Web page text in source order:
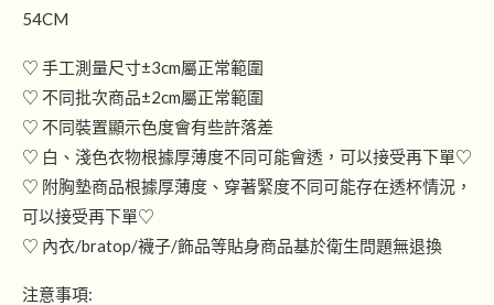
54CM
♡ 手工測量尺寸±3cm屬正常範圍
♡ 不同批次商品±2cm屬正常範圍
♡ 不同裝置顯示色度會有些許落差
♡ 白、淺色衣物根據厚薄度不同可能會透，可以接受再下單♡
♡ 附胸墊商品根據厚薄度、穿著緊度不同可能存在透杯情況，
可以接受再下單♡
♡ 內衣/bratop/襪子/飾品等貼身商品基於衛生問題無退換
注意事項: